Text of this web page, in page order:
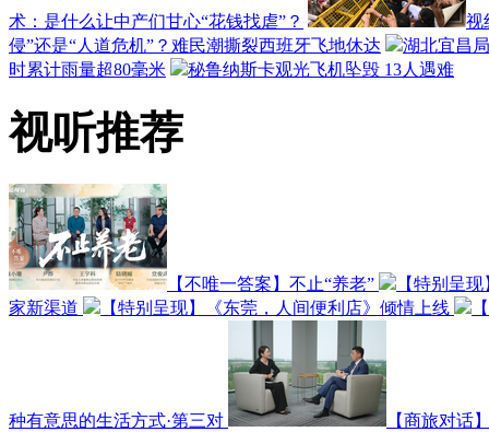
术：是什么让中产们甘心“花钱找虐”？
视
侵”还是“人道危机”？难民潮撕裂西班牙飞地休达
湖北宜昌
时累计雨量超80毫米
秘鲁纳斯卡观光飞机坠毁 13人遇难
视听推荐
【不唯一答案】不止“养老”
【特别呈
家新渠道
【特别呈现】《东莞，人间便利店》倾情上线
种有意思的生活方式·第三对
【商旅对话